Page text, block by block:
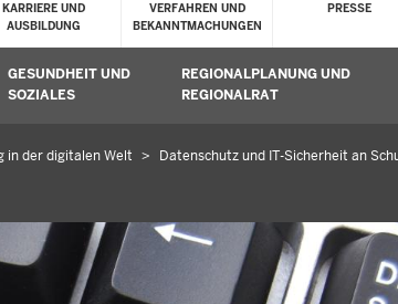
KARRIERE UND
AUSBILDUNG
VERFAHREN UND
BEKANNTMACHUNGEN
PRESSE
Untermenü öffnen
GESUNDHEIT UND
SOZIALES
Untermenü öffnen
REGIONALPLANUNG UND
REGIONALRAT
in der digitalen Welt Datenschutz und IT-Sicherheit an